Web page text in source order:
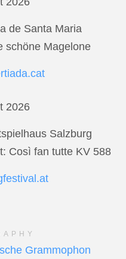
de Santa Maria
schöne Magelone
2026
Salzburg
Così fan tutte KV 588
Grammophon